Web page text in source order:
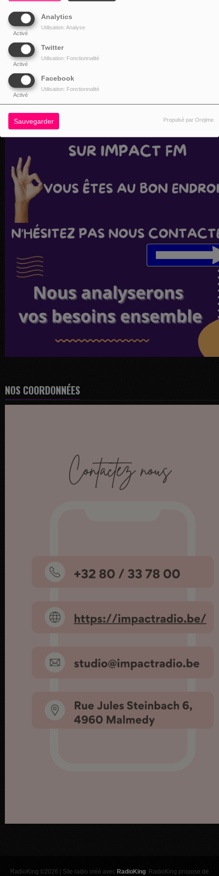
Analytics
Activé
Utilisation: Analyse
Twitter
Activé
Utilisation: Fonctionnalité
Facebook
Activé
Utilisation: Fonctionnalité
Sauvegarder Propulsé par Orejime
NOS COORDONNÉES
RadioKing ©2026 | Site radio créé avec RadioKing . RadioKing propose de